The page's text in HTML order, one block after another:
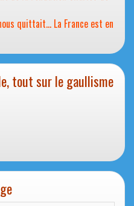
quittait… La France est en
tout sur le gaullisme